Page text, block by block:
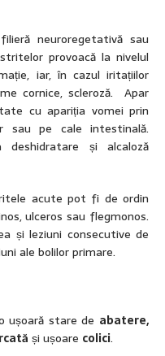
neuroregetativă sau
provoacă la nivelul
iar, în cazul iritațiilor
cornice, scleroză. Apar
cu apariția vomei prin
sau pe cale intestinală.
deshidratare și alcaloză
acute pot fi de ordin
ulceros sau flegmonos.
și leziuni consecutive de
ale bolilor primare.
ușoară stare de abatere,
și ușoare colici.